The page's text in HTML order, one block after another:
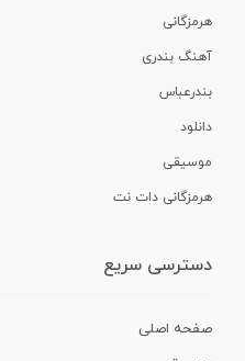
هرمزگانی
آهنگ بندری
بندرعباس
دانلود
موسیقی
هرمزگانی دات نت
دسترسی سریع
صفحه اصلی